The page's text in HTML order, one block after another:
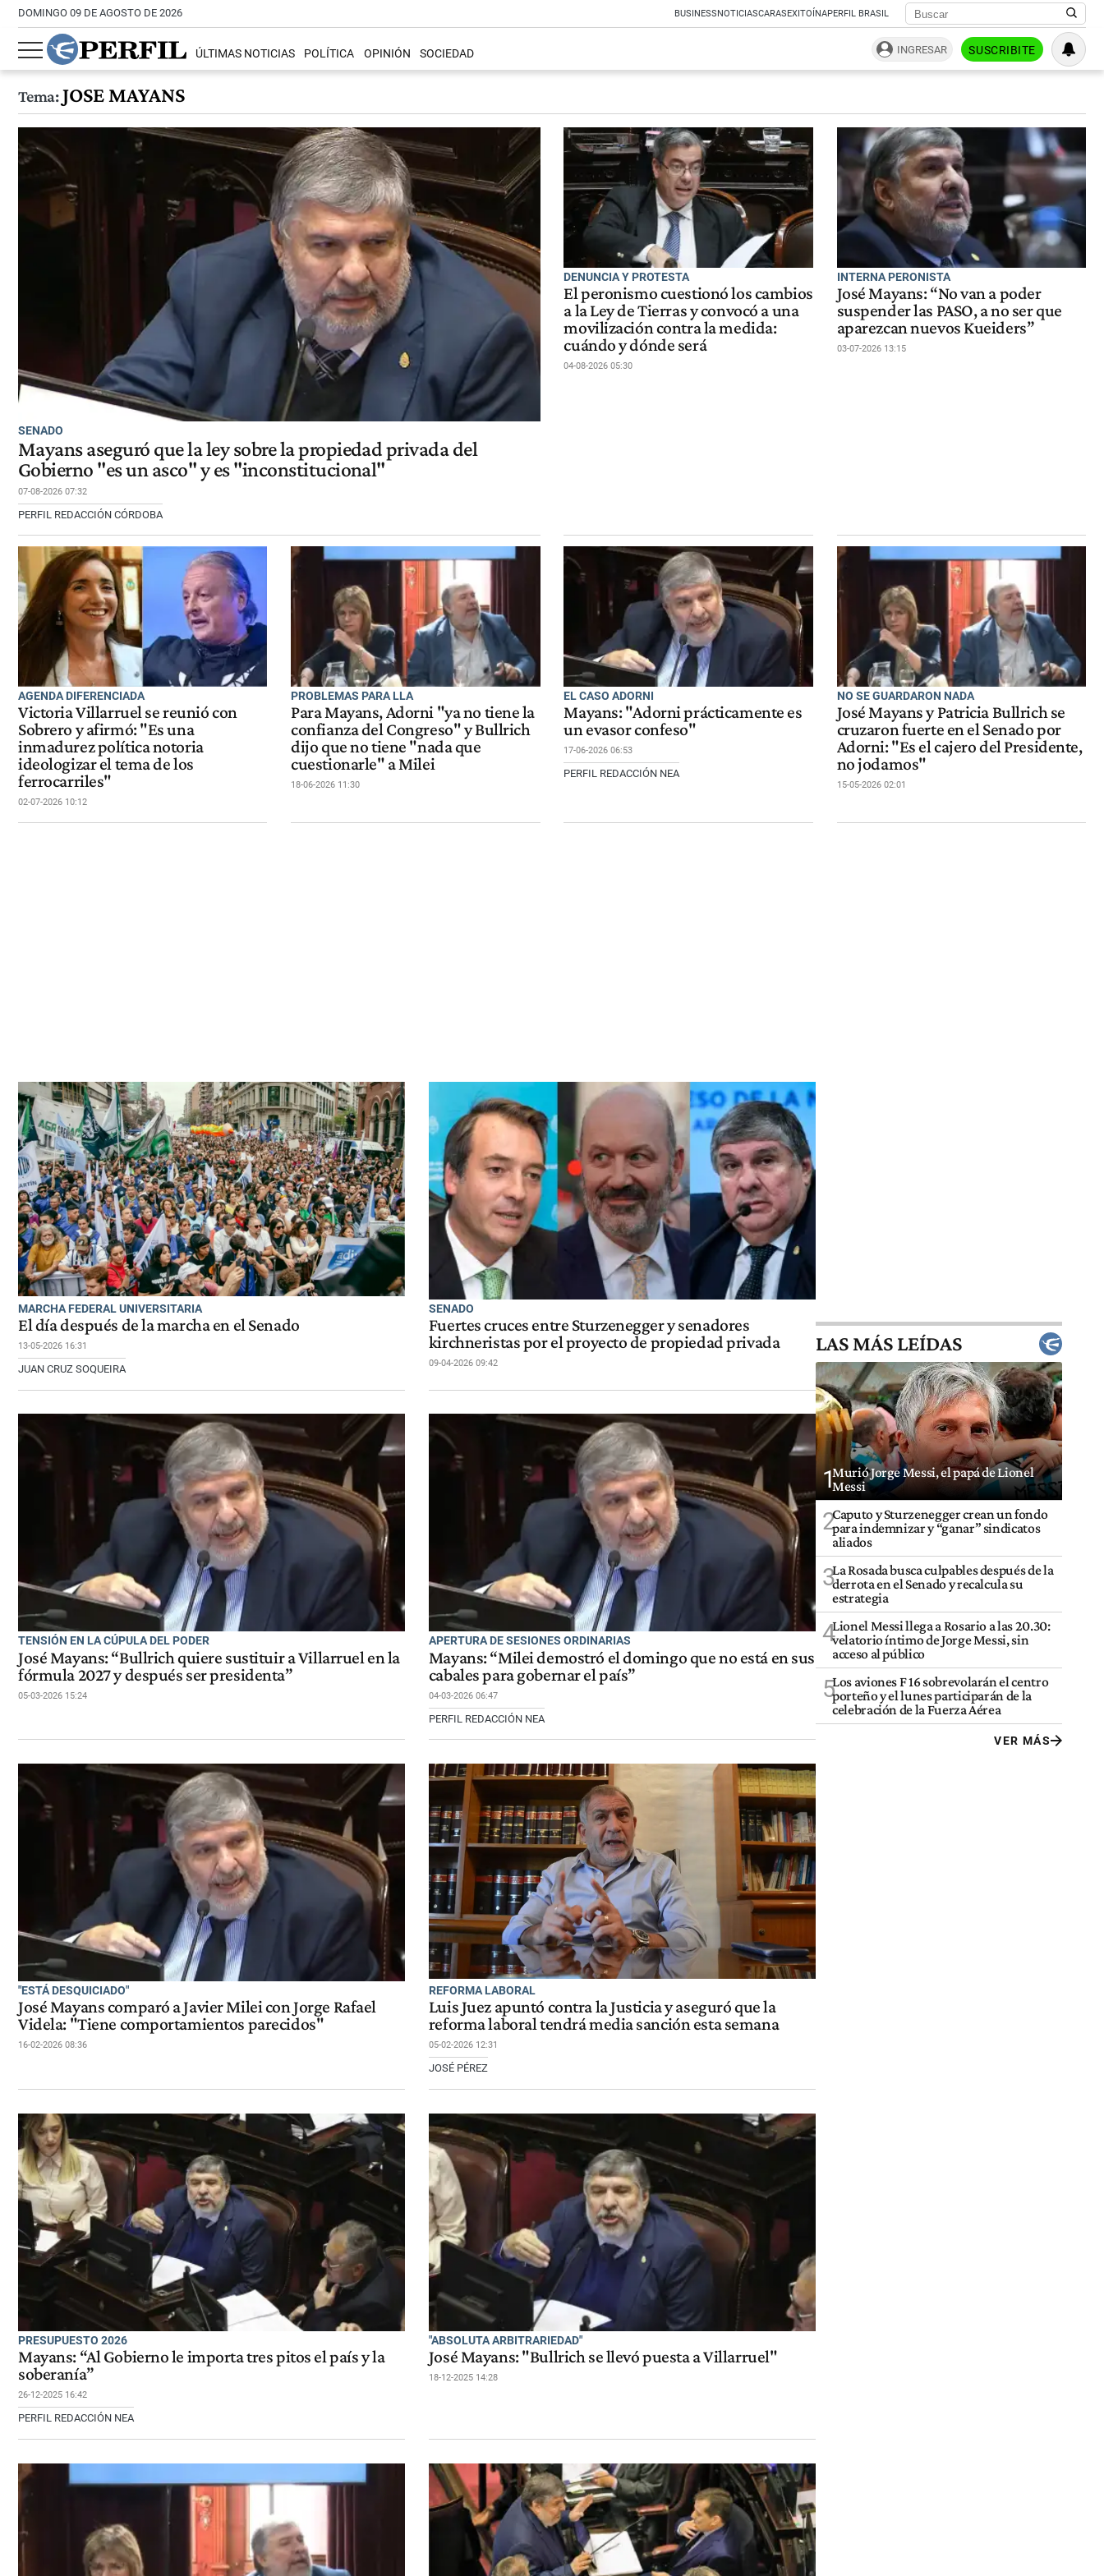
DOMINGO 09 DE AGOSTO DE 2026 BUSINESSNOTICIASCARASEXITOÍNAPERFIL BRASIL
ÚLTIMAS NOTICIAS POLÍTICA OPINIÓN SOCIEDAD INGRESAR SUSCRIBITE
Tema:JOSE MAYANS
SENADO
Mayans aseguró que la ley sobre la propiedad privada del
Gobierno "es un asco" y es "inconstitucional"
07-08-2026 07:32
PERFIL REDACCIÓN CÓRDOBA
DENUNCIA Y PROTESTA
El peronismo cuestionó los cambios
a la Ley de Tierras y convocó a una
movilización contra la medida:
cuándo y dónde será
04-08-2026 05:30
INTERNA PERONISTA
José Mayans: “No van a poder
suspender las PASO, a no ser que
aparezcan nuevos Kueiders”
03-07-2026 13:15
AGENDA DIFERENCIADA
Victoria Villarruel se reunió con
Sobrero y afirmó: "Es una
inmadurez política notoria
ideologizar el tema de los
ferrocarriles"
02-07-2026 10:12
PROBLEMAS PARA LLA
Para Mayans, Adorni "ya no tiene la
confianza del Congreso" y Bullrich
dijo que no tiene "nada que
cuestionarle" a Milei
18-06-2026 11:30
EL CASO ADORNI
Mayans: "Adorni prácticamente es
un evasor confeso"
17-06-2026 06:53
PERFIL REDACCIÓN NEA
NO SE GUARDARON NADA
José Mayans y Patricia Bullrich se
cruzaron fuerte en el Senado por
Adorni: "Es el cajero del Presidente,
no jodamos"
15-05-2026 02:01
MARCHA FEDERAL UNIVERSITARIA
El día después de la marcha en el Senado
13-05-2026 16:31
JUAN CRUZ SOQUEIRA
SENADO
Fuertes cruces entre Sturzenegger y senadores
kirchneristas por el proyecto de propiedad privada
09-04-2026 09:42
TENSIÓN EN LA CÚPULA DEL PODER
José Mayans: “Bullrich quiere sustituir a Villarruel en la
fórmula 2027 y después ser presidenta”
05-03-2026 15:24
APERTURA DE SESIONES ORDINARIAS
Mayans: “Milei demostró el domingo que no está en sus
cabales para gobernar el país”
04-03-2026 06:47
PERFIL REDACCIÓN NEA
"ESTÁ DESQUICIADO"
José Mayans comparó a Javier Milei con Jorge Rafael
Videla: "Tiene comportamientos parecidos"
16-02-2026 08:36
REFORMA LABORAL
Luis Juez apuntó contra la Justicia y aseguró que la
reforma laboral tendrá media sanción esta semana
05-02-2026 12:31
JOSÉ PÉREZ
PRESUPUESTO 2026
Mayans: “Al Gobierno le importa tres pitos el país y la
soberanía”
26-12-2025 16:42
PERFIL REDACCIÓN NEA
"ABSOLUTA ARBITRARIEDAD"
José Mayans: "Bullrich se llevó puesta a Villarruel"
18-12-2025 14:28
LAS MÁS LEÍDAS
1Murió Jorge Messi, el papá de Lionel
Messi
2Caputo y Sturzenegger crean un fondo
para indemnizar y “ganar” sindicatos
aliados
3La Rosada busca culpables después de la
derrota en el Senado y recalcula su
estrategia
4Lionel Messi llega a Rosario a las 20.30:
velatorio íntimo de Jorge Messi, sin
acceso al público
5Los aviones F 16 sobrevolarán el centro
porteño y el lunes participarán de la
celebración de la Fuerza Aérea
VER MÁS